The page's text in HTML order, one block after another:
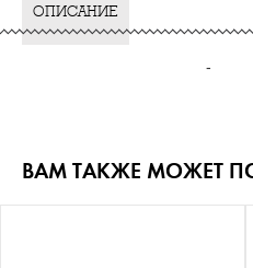
ОПИСАНИЕ
-
ВАМ ТАКЖЕ МОЖЕТ